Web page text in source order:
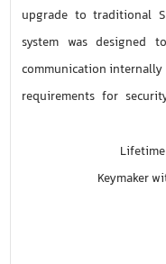
upgrade to traditional
system was designed
communication
requirements for
Keymaker